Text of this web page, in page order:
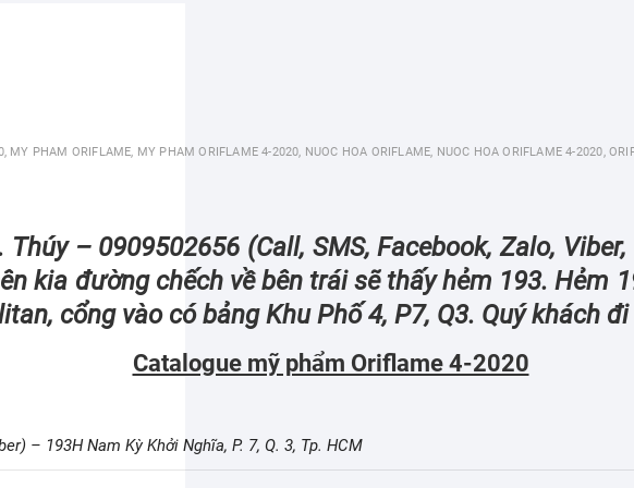
, MY PHAM ORIFLAME, MY PHAM ORIFLAME 4-2020, NUOC HOA ORIFLAME, NUOC HOA ORIFLAME 4-2020,
– 0909502656 (Call, SMS, Facebook, Zalo,
kia đường chếch về bên trái sẽ thấy hẻm 193.
cổng vào có bảng Khu Phố 4, P7, Q3. Quý khách
Catalogue mỹ phẩm Oriflame 4-2020
– 193H Nam Kỳ Khởi Nghĩa, P. 7, Q. 3, Tp. HCM